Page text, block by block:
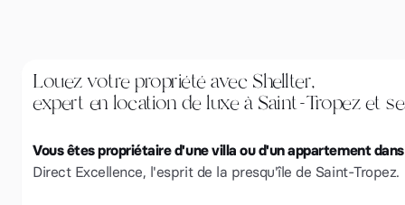
Louez votre propriété avec Shellter,
expert en location de luxe à Saint-Tropez et
Vous êtes propriétaire d'une villa ou d'un appartement
Direct Excellence, l'esprit de la presqu'île de Saint-Tropez.